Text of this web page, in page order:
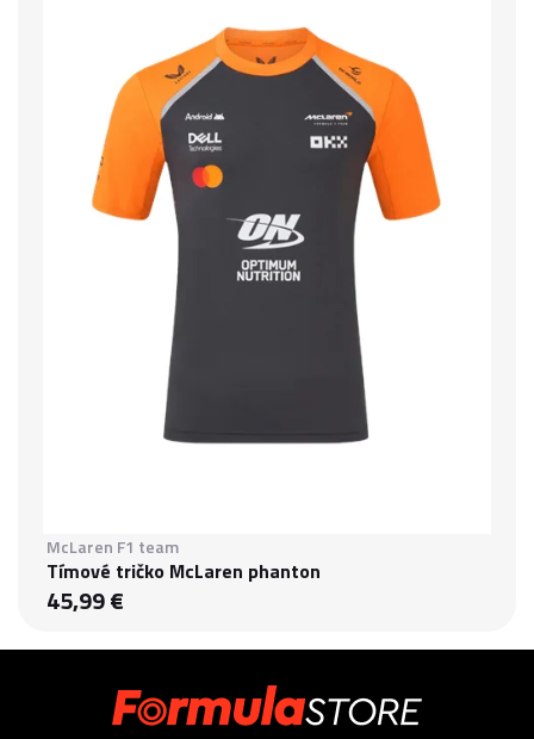
McLaren F1 team
Tímové tričko McLaren phanton
45,99 €